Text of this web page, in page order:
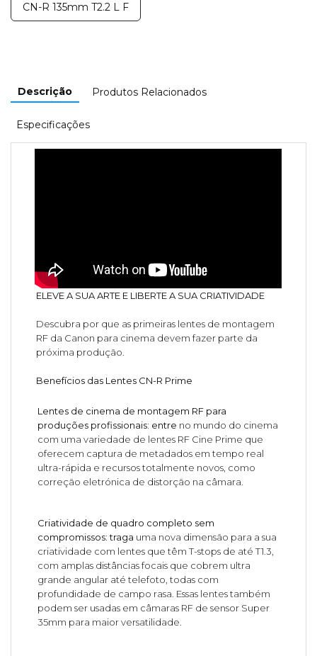
CN-R 135mm T2.2 L F
Descrição Produtos Relacionados
Especificações
ELEVE A SUA ARTE E LIBERTE A SUA CRIATIVIDADE
Descubra por que as primeiras lentes de montagem
RF da Canon para cinema devem fazer parte da
próxima produção.
Benefícios das Lentes CN-R Prime
Lentes de cinema de montagem RF para
produções profissionais: entre no mundo do cinema
com uma variedade de lentes RF Cine Prime que
oferecem captura de metadados em tempo real
ultra-rápida e recursos totalmente novos, como
correção eletrónica de distorção na câmara.
Criatividade de quadro completo sem
compromissos: traga uma nova dimensão para a sua
criatividade com lentes que têm T-stops de até T1.3,
com amplas distâncias focais que cobrem ultra
grande angular até telefoto, todas com
profundidade de campo rasa. Essas lentes também
podem ser usadas em câmaras RF de sensor Super
35mm para maior versatilidade.